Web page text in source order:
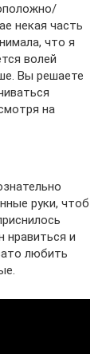
некая часть
что я
волей
Вы решаете
на
руки, чтоб
нравиться и
любить